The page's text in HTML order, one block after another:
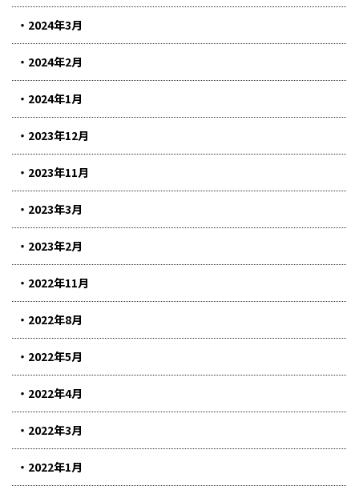
2024年3月
2024年2月
2024年1月
2023年12月
2023年11月
2023年3月
2023年2月
2022年11月
2022年8月
2022年5月
2022年4月
2022年3月
2022年1月